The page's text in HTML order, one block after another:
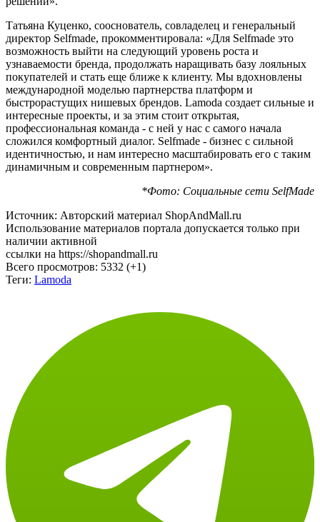
директор Selfmade, прокомментировала: «Для Selfmade это
возможность выйти на следующий уровень роста и
узнаваемости бренда, продолжать наращивать базу лояльных
покупателей и стать еще ближе к клиенту. Мы вдохновлены
международной моделью партнерства платформ и
быстрорастущих нишевых брендов. Lamoda создает сильные и
интересные проекты, и за этим стоит открытая,
профессиональная команда - с ней у нас с самого начала
сложился комфортный диалог. Selfmade - бизнес с сильной
идентичностью, и нам интересно масштабировать его с таким
динамичным и современным партнером».
Использование материалов портала допускается только при
наличии активной
ссылки на https://shopandmall.ru
Всего просмотров:5332 (+1)
Теги: Lamoda